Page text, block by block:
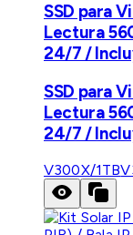
SSD para
Lectura
24/7 /
SSD para
Lectura
24/7 /
V300X/1TB